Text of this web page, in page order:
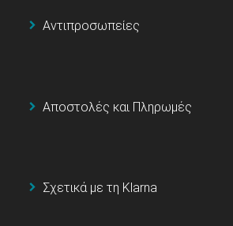
Αντιπροσωπείες
Αποστολές και Πληρωμές
Σχετικά με τη Klarna